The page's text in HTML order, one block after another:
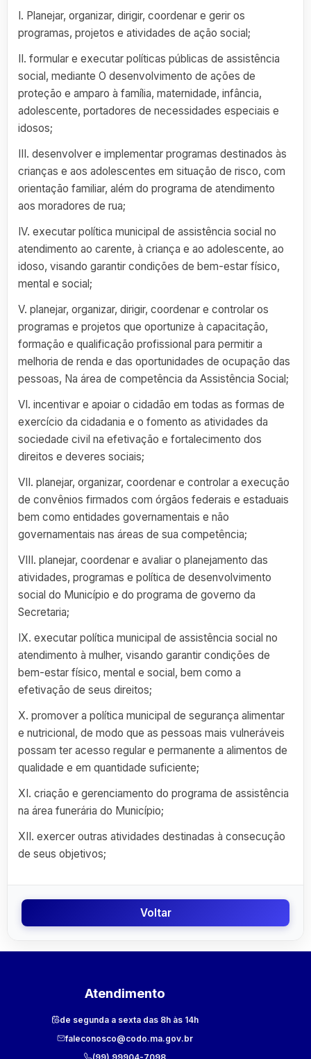
I. Planejar, organizar, dirigir, coordenar e gerir os
programas, projetos e atividades de ação social;
II. formular e executar políticas públicas de assistência
social, mediante O desenvolvimento de ações de
proteção e amparo à família, maternidade, infância,
adolescente, portadores de necessidades especiais e
idosos;
III. desenvolver e implementar programas destinados às
crianças e aos adolescentes em situação de risco, com
orientação familiar, além do programa de atendimento
aos moradores de rua;
IV. executar política municipal de assistência social no
atendimento ao carente, à criança e ao adolescente, ao
idoso, visando garantir condições de bem-estar físico,
mental e social;
V. planejar, organizar, dirigir, coordenar e controlar os
programas e projetos que oportunize à capacitação,
formação e qualificação profissional para permitir a
melhoria de renda e das oportunidades de ocupação das
pessoas, Na área de competência da Assistência Social;
VI. incentivar e apoiar o cidadão em todas as formas de
exercício da cidadania e o fomento as atividades da
sociedade civil na efetivação e fortalecimento dos
direitos e deveres sociais;
VII. planejar, organizar, coordenar e controlar a execução
de convênios firmados com órgãos federais e estaduais
bem como entidades governamentais e não
governamentais nas áreas de sua competência;
VIII. planejar, coordenar e avaliar o planejamento das
atividades, programas e política de desenvolvimento
social do Município e do programa de governo da
Secretaria;
IX. executar política municipal de assistência social no
atendimento à mulher, visando garantir condições de
bem-estar físico, mental e social, bem como a
efetivação de seus direitos;
X. promover a política municipal de segurança alimentar
e nutricional, de modo que as pessoas mais vulneráveis
possam ter acesso regular e permanente a alimentos de
qualidade e em quantidade suficiente;
XI. criação e gerenciamento do programa de assistência
na área funerária do Município;
XII. exercer outras atividades destinadas à consecução
de seus objetivos;
Voltar
Atendimento
de segunda a sexta das 8h às 14h
faleconosco@codo.ma.gov.br